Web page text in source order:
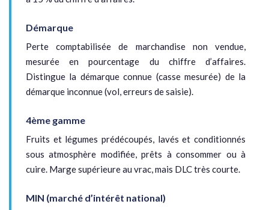
Démarque
Perte comptabilisée de marchandise non vendue,
mesurée en pourcentage du chiffre d’affaires.
Distingue la démarque connue (casse mesurée) de la
démarque inconnue (vol, erreurs de saisie).
4ème gamme
Fruits et légumes prédécoupés, lavés et conditionnés
sous atmosphère modifiée, prêts à consommer ou à
cuire. Marge supérieure au vrac, mais DLC très courte.
MIN (marché d’intérêt national)